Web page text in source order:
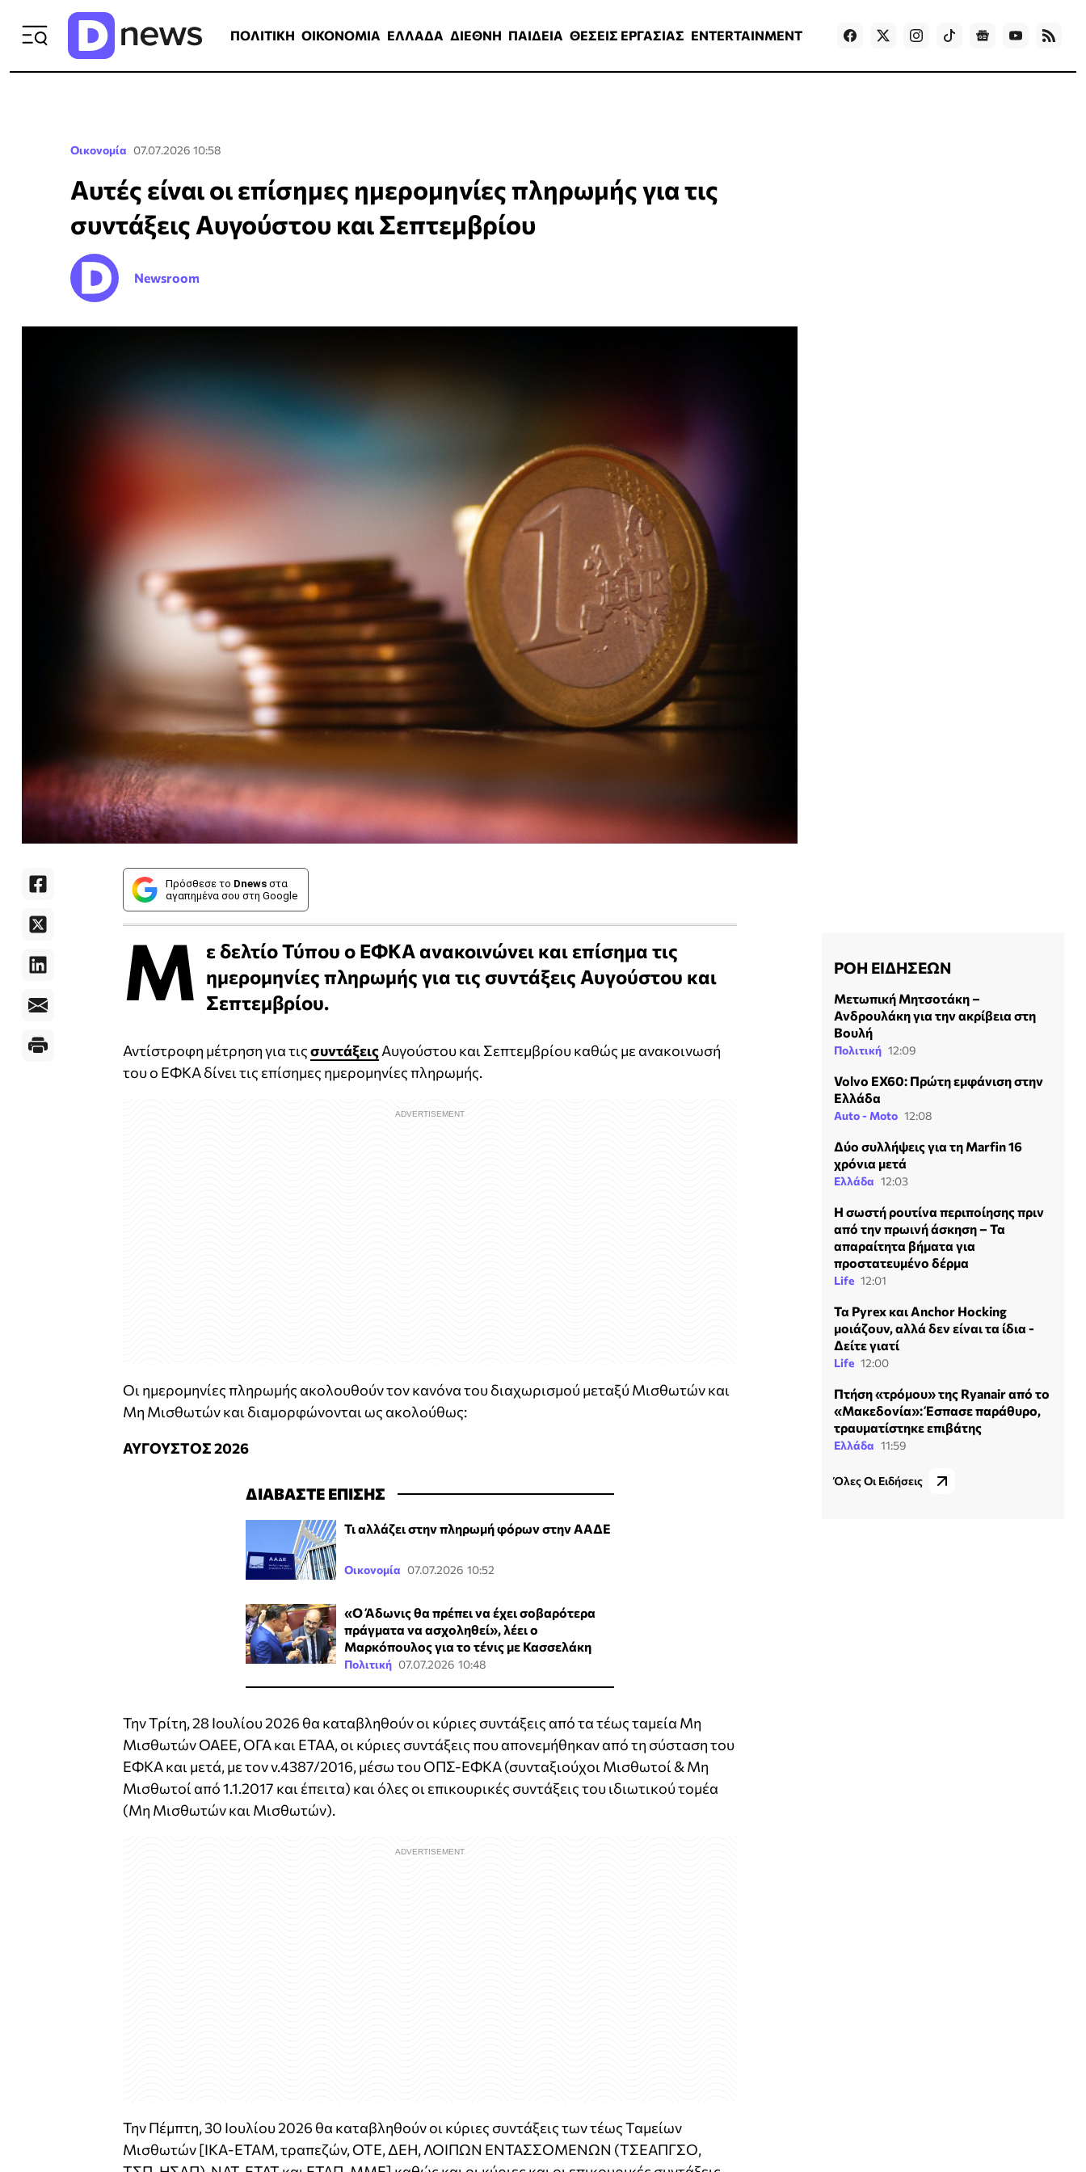
ΠΟΛΙΤΙΚΗ ΟΙΚΟΝΟΜΙΑ ΕΛΛΑΔΑ ΔΙΕΘΝΗ ΠΑΙΔΕΙΑ ΘΕΣΕΙΣ ΕΡΓΑΣΙΑΣ ENTERTAINMENT Games
Οικονομία 07.07.2026 10:58
Αυτές είναι οι επίσημες ημερομηνίες πληρωμής για τις
συντάξεις Αυγούστου και Σεπτεμβρίου
Newsroom
Πρόσθεσε το Dnews στα
αγαπημένα σου στη Google
Μ ε δελτίο Τύπου ο ΕΦΚΑ ανακοινώνει και επίσημα τις
ημερομηνίες πληρωμής για τις συντάξεις Αυγούστου και
Σεπτεμβρίου.
Αντίστροφη μέτρηση για τιςσυντάξεις Αυγούστου και Σεπτεμβρίου καθώς με ανακοινωσή
του ο ΕΦΚΑ δίνει τις επίσημες ημερομηνίες πληρωμής.
Οι ημερομηνίες πληρωμής ακολουθούν τον κανόνα του διαχωρισμού μεταξύ Μισθωτών και
Μη Μισθωτών και διαμορφώνονται ως ακολούθως:
ΑΥΓΟΥΣΤΟΣ 2026
ΔΙΑΒΑΣΤΕ ΕΠΙΣΗΣ
Τι αλλάζει στην πληρωμή φόρων στην ΑΑΔΕ
Οικονομία 07.07.2026 10:52
«Ο Άδωνις θα πρέπει να έχει σοβαρότερα
πράγματα να ασχοληθεί», λέει ο
Μαρκόπουλος για το τένις με Κασσελάκη
Πολιτική 07.07.2026 10:48
Την Τρίτη, 28 Ιουλίου 2026 θα καταβληθούν οι κύριες συντάξεις από τα τέως ταμεία Μη
Μισθωτών ΟΑΕΕ, ΟΓΑ και ΕΤΑΑ, οι κύριες συντάξεις που απονεμήθηκαν από τη σύσταση του
ΕΦΚΑ και μετά, με τον ν.4387/2016, μέσω του ΟΠΣ-ΕΦΚΑ (συνταξιούχοι Μισθωτοί & Μη
Μισθωτοί από 1.1.2017 και έπειτα) και όλες οι επικουρικές συντάξεις του ιδιωτικού τομέα
(Μη Μισθωτών και Μισθωτών).
Την Πέμπτη, 30 Ιουλίου 2026 θα καταβληθούν οι κύριες συντάξεις των τέως Ταμείων
Μισθωτών [ΙΚΑ-ΕΤΑΜ, τραπεζών, ΟΤΕ, ΔΕΗ, ΛΟΙΠΩΝ ΕΝΤΑΣΣΟΜΕΝΩΝ (ΤΣΕΑΠΓΣΟ,
ΡΟΗ ΕΙΔΗΣΕΩΝ
Μετωπική Μητσοτάκη –
Ανδρουλάκη για την ακρίβεια στη
Βουλή
Πολιτική 12:09
Volvo EX60: Πρώτη εμφάνιση στην
Ελλάδα
Auto - Moto 12:08
Δύο συλλήψεις για τη Marfin 16
χρόνια μετά
Ελλάδα 12:03
Η σωστή ρουτίνα περιποίησης πριν
από την πρωινή άσκηση – Τα
απαραίτητα βήματα για
προστατευμένο δέρμα
Life 12:01
Τα Pyrex και Anchor Hocking
μοιάζουν, αλλά δεν είναι τα ίδια -
Δείτε γιατί
Life 12:00
Πτήση «τρόμου» της Ryanair από το
«Μακεδονία»: Έσπασε παράθυρο,
τραυματίστηκε επιβάτης
Ελλάδα 11:59
Όλες Οι Ειδήσεις